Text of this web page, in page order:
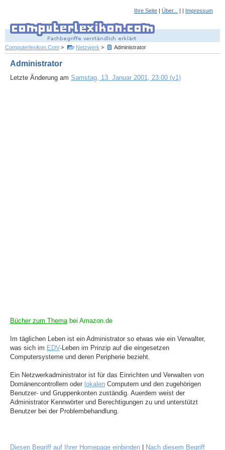
Ihre Seite | Über... | | Impressum
Computerlexikon.Com > Netzwerk > Administrator
Administrator
Letzte Änderung am Samstag, 13. Januar 2001, 23:00 (v1)
Bücher zum Themabei Amazon.de
Im täglichen Leben ist ein Administrator so etwas wie ein Verwalter,
was sich im EDV-Leben im Prinzip auf die eingesetzen
Computersysteme und deren Peripherie bezieht.
Ein Netzwerkadministrator ist für das Einrichten und Verwalten von
Domänencontrollern oder lokalen Computern und den zugehörigen
Benutzer- und Gruppenkonten zuständig. Auerdem weist der
Administrator Kennwörter und Berechtigungen zu und unterstützt
Benutzer bei der Problembehandlung.
Diesen Begriff auf Ihrer Homepage einbinden Nach diesem Begriff